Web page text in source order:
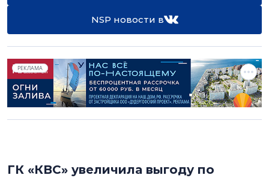
NSP новости в
РЕКЛАМА
ГК «КВС» увеличила выгоду по